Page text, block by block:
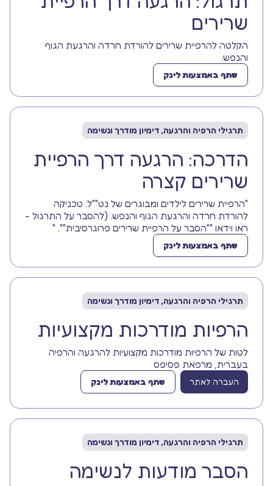
שרירים
הקלטה להרפיית שרירים להורדת חרדה והרגעת הגוף
והנפש.
שתף באמצעות לינק
תרגילי הרפיה והרגעה, דימיון מודרך ונשימה
הדרכה: הרגעה דרך הרפיית
שרירים קצרה
"הרפיית שרירים לילדים ומבוגרים של נט""ל. טכניקה
להורדת חרדה והרגעת הגוף והנפש. (להסבר על התרגול -
ראו וידאו ""הסבר על הרפיית שרירים פרוגרסיבית"". "
שתף באמצעות לינק
תרגילי הרפיה והרגעה, דימיון מודרך ונשימה
הרפיות מודרכות מקצועיות
לטות של הרפיות מודרכות מקצועיות להרגעה והרפיה
בעברית, מרפאת פסיפס
העברה לאתר שתף באמצעות לינק
תרגילי הרפיה והרגעה, דימיון מודרך ונשימה
הסבר מודעות לנשימה